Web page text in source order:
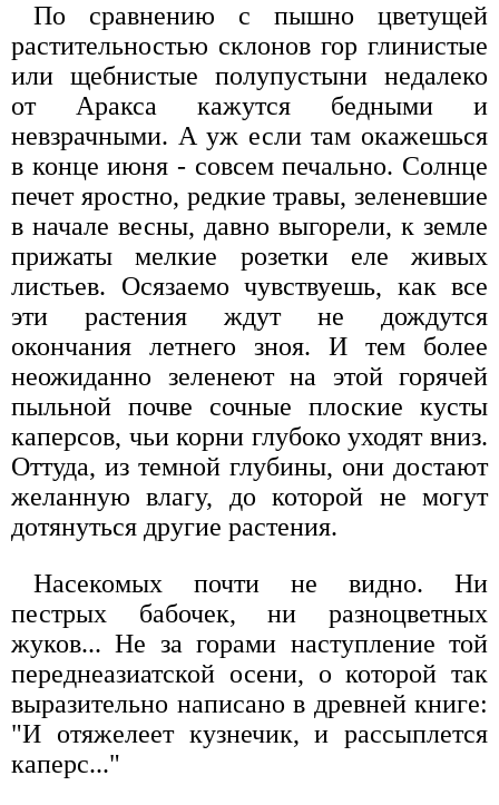
По сравнению с пышно цветущей
растительностью склонов гор глинистые
или щебнистые полупустыни недалеко
от Аракса кажутся бедными и
невзрачными. А уж если там окажешься
в конце июня - совсем печально. Солнце
печет яростно, редкие травы, зеленевшие
в начале весны, давно выгорели, к земле
прижаты мелкие розетки еле живых
листьев. Осязаемо чувствуешь, как все
эти растения ждут не дождутся
окончания летнего зноя. И тем более
неожиданно зеленеют на этой горячей
пыльной почве сочные плоские кусты
каперсов, чьи корни глубоко уходят вниз.
Оттуда, из темной глубины, они достают
желанную влагу, до которой не могут
дотянуться другие растения.
Насекомых почти не видно. Ни
пестрых бабочек, ни разноцветных
жуков... Не за горами наступление той
переднеазиатской осени, о которой так
выразительно написано в древней книге:
"И отяжелеет кузнечик, и рассыплется
каперс..."